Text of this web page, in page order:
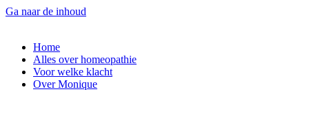
Ga naar de inhoud
Home
Alles over homeopathie
Voor welke klacht
Over Monique